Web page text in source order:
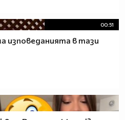
00:51
изповеданията в тази